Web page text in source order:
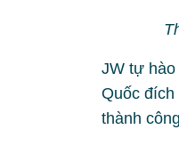
JW tự
Quốc
thành